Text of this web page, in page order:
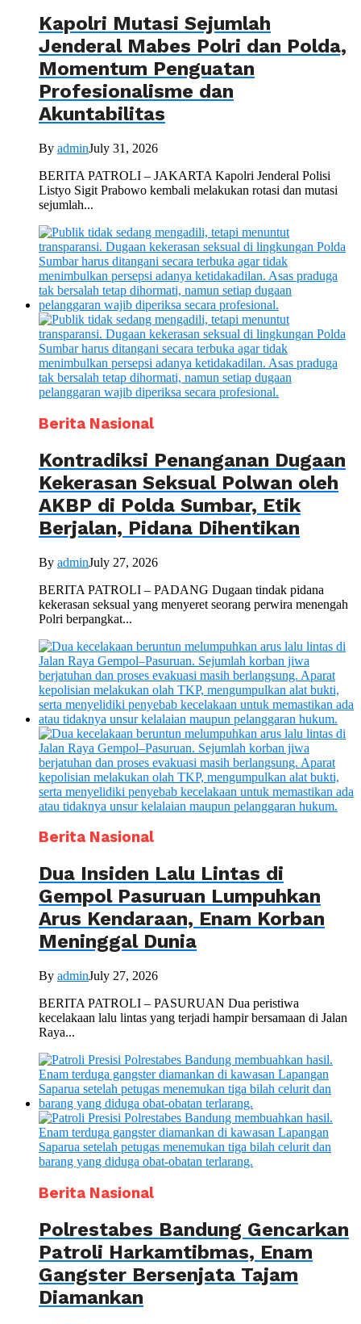
Kapolri Mutasi Sejumlah
Jenderal Mabes Polri dan Polda,
Momentum Penguatan
Profesionalisme dan
Akuntabilitas
By adminJuly 31, 2026
BERITA PATROLI – JAKARTA Kapolri Jenderal Polisi
Listyo Sigit Prabowo kembali melakukan rotasi dan mutasi
sejumlah...
Berita Nasional
Kontradiksi Penanganan Dugaan
Kekerasan Seksual Polwan oleh
AKBP di Polda Sumbar, Etik
Berjalan, Pidana Dihentikan
By adminJuly 27, 2026
BERITA PATROLI – PADANG Dugaan tindak pidana
kekerasan seksual yang menyeret seorang perwira menengah
Polri berpangkat...
Berita Nasional
Dua Insiden Lalu Lintas di
Gempol Pasuruan Lumpuhkan
Arus Kendaraan, Enam Korban
Meninggal Dunia
By adminJuly 27, 2026
BERITA PATROLI – PASURUAN Dua peristiwa
kecelakaan lalu lintas yang terjadi hampir bersamaan di Jalan
Raya...
Berita Nasional
Polrestabes Bandung Gencarkan
Patroli Harkamtibmas, Enam
Gangster Bersenjata Tajam
Diamankan